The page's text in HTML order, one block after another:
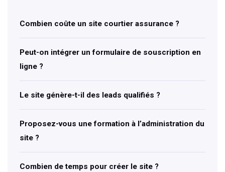
Combien coûte un site courtier assurance ?
Peut-on intégrer un formulaire de souscription en
ligne ?
Le site génère-t-il des leads qualifiés ?
Proposez-vous une formation à l’administration du
site ?
Combien de temps pour créer le site ?